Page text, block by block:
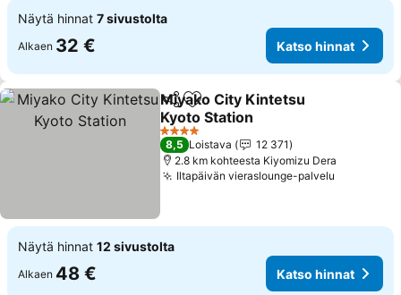
Näytä hinnat 7 sivustolta
Alkaen 32 € Katso hinnat
Jaa Lisää suosikkeihin
Miyako City Kintetsu
Kyoto Station
Katso hinnat
4 Tähtiluokitus
8,5 Loistava
12 371
2.8 km kohteesta Kiyomizu Dera
Iltapäivän vieraslounge-palvelu
Näytä hinnat 12 sivustolta
Alkaen 48 € Katso hinnat